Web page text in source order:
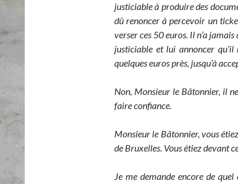
justiciable à produire des
dû renoncer à percevoir un
verser ces 50 euros. Il n’a
justiciable et lui annoncer
quelques euros près, jusqu’à
Non, Monsieur le Bâtonnier, il
faire confiance.
Monsieur le Bâtonnier, vous
de Bruxelles. Vous étiez devant
Je me demande encore de